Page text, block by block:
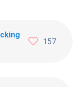
Newbie
157